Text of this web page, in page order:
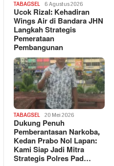
TABAGSEL 6 Agustus 2026
Ucok Rizal: Kehadiran
Wings Air di Bandara JHN
Langkah Strategis
Pemerataan
Pembangunan
TABAGSEL 20 Mei 2026
Dukung Penuh
Pemberantasan Narkoba,
Kedan Prabo Nol Lapan:
Kami Siap Jadi Mitra
Strategis Polres Pad…